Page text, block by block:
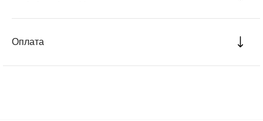
Оплата